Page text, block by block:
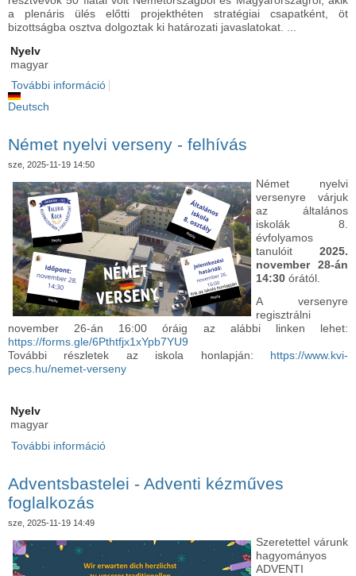
a plenáris ülés előtti projekt­héten stratégiai csapatként, öt
bizottságba osztva dolgoztak ki határozati javaslatokat. ...
Nyelv
magyar
További információ
Deutsch
Német nyelvi verseny - felhívás
sze, 2025-11-19 14:50
Német nyelvi
versenyre várjuk
az általános
iskolák 8.
évfolyamos
tanulóit 2025.
november 28-án
14:30 órától.
A versenyre
regisztrálni
november 26-án 16:00 óráig az alábbi linken lehet:
https://forms.gle/6Pthtfjx1xYpb7YU9
További részletek az iskola honlapján:
https://www.kvi-
pecs.hu/nemet-verseny
Nyelv
magyar
További információ
Adventsbastelei - Adventi kézműves
foglalkozás
sze, 2025-11-19 14:49
Szeretettel várunk
hagyományos
ADVENTI